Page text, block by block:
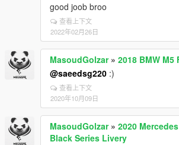
good joob broo
查看上下文
2022年02月26日
MasoudGolzar» 2018 BMW M5
@saeedsg220 :)
查看上下文
2020年10月09日
MasoudGolzar» 2020
Black Series Livery